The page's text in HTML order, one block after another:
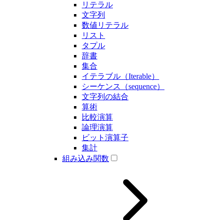
リテラル
文字列
数値リテラル
リスト
タプル
辞書
集合
イテラブル（Iterable）
シーケンス（sequence）
文字列の結合
算術
比較演算
論理演算
ビット演算子
集計
組み込み関数